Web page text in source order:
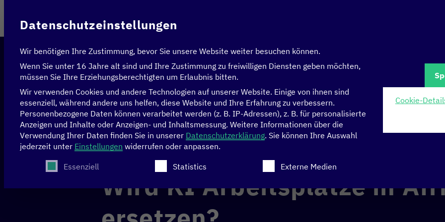
Startseite > News & Artikel > Wird KI Arbeitsplätze in Afrika ersetzen?
DATEN KÜNSTLICHE INTELLIGENZ
Wird KI Arbeitsplätze in
Datenschutzeinstellungen
Wir benötigen Ihre Zustimmung, bevor Sie unsere Website weiter besuchen können.
Wenn Sie unter 16 Jahre alt sind und Ihre Zustimmung zu freiwilligen Diensten geben möchten,
müssen Sie Ihre Erziehungsberechtigten um Erlaubnis bitten.
Wir verwenden Cookies und andere Technologien auf unserer Website. Einige von ihnen sind
essenziell, während andere uns helfen, diese Website und Ihre Erfahrung zu verbessern.
Personenbezogene Daten können verarbeitet werden (z. B. IP-Adressen), z. B. für personalisierte
Anzeigen und Inhalte oder Anzeigen- und Inhaltsmessung. Weitere Informationen über die
Verwendung Ihrer Daten finden Sie in unserer Datenschutzerklärung. Sie können Ihre Auswahl
jederzeit unter Einstellungen widerrufen oder anpassen.
Es folgt eine Liste der Service-Gruppen, für die eine Einwilligung erteilt werden kann. Die erste
Essenziell Statistics Externe Medien
Cookie-